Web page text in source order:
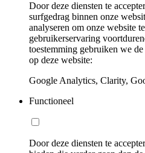
Door deze diensten te
surfgedrag binnen onze
analyseren om onze website
gebruikerservaring
toestemming gebruiken we
op deze website:
Google Analytics, Clarity,
Functioneel
Door deze diensten te